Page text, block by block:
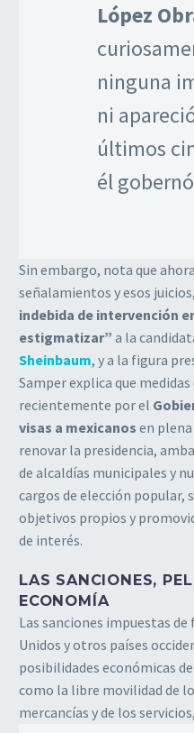
López
ninguna
ni
últimos
él
Sin embargo, nota que
señalamientos y esos
indebida de intervención
estigmatizar” a la
Sheinbaum, y a la figura
Samper explica que
recientemente por el
visas a mexicanos en
renovar la presidencia,
de alcaldías municipales y
cargos de elección popular,
objetivos propios y
de interés.
LAS SANCIONES,
ECONOMÍA
Las sanciones impuestas
Unidos y otros países
posibilidades económicas
como la libre movilidad de
mercancías y de los